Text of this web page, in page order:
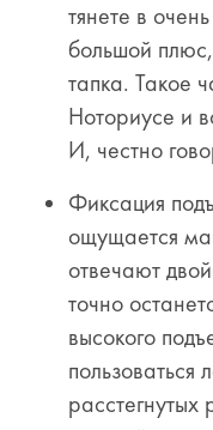
тянете в
большой плюс,
тапка. Такое
Ноториусе и
И, честно
Фиксация
ощущается
отвечают
точно
высокого